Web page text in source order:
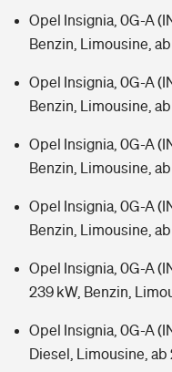
Opel Insignia, 0G-A
Benzin, Limousine,
Opel Insignia, 0G-A
Benzin, Limousine,
Opel Insignia, 0G-A
Benzin, Limousine,
Opel Insignia, 0G-A
Benzin, Limousine,
Opel Insignia, 0G-A
239 kW, Benzin,
Opel Insignia, 0G-A
Diesel, Limousine, ab